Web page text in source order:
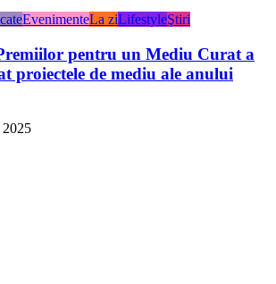
EvenimenteLa ziLifestyleŞtiri
pentru un Mediu Curat a
proiectele de mediu ale anului